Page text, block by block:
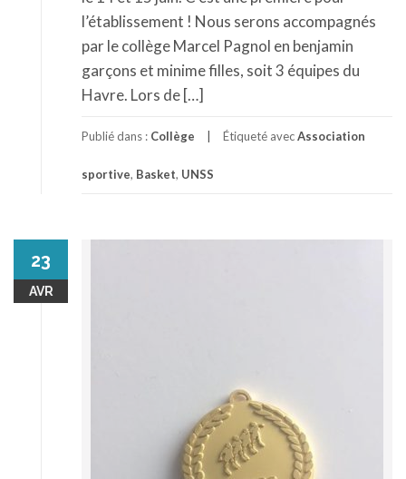
l’établissement ! Nous serons accompagnés
par le collège Marcel Pagnol en benjamin
garçons et minime filles, soit 3 équipes du
Havre. Lors de […]
Publié dans : Collège Étiqueté avecAssociation
sportive, Basket, UNSS
23
AVR